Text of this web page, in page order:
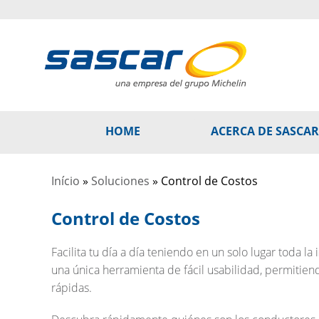
HOME ACERCA DE SASCAR
Para
Para la
Para la
Control
Início » Soluciones » Control de Costos
Control de Costos
Facilita tu día a día teniendo en un solo lugar toda
una única herramienta de fácil usabilidad,
rápidas.